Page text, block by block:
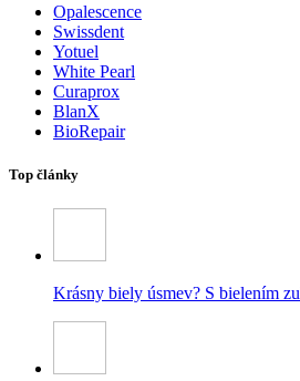
Opalescence
Swissdent
Yotuel
White Pearl
Curaprox
BlanX
BioRepair
Top články
Krásny biely úsmev? S bielením